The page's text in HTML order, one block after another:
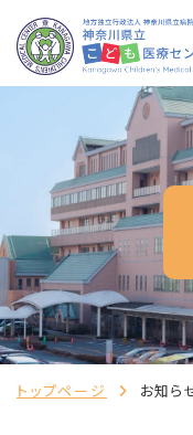
トップページ お知ら